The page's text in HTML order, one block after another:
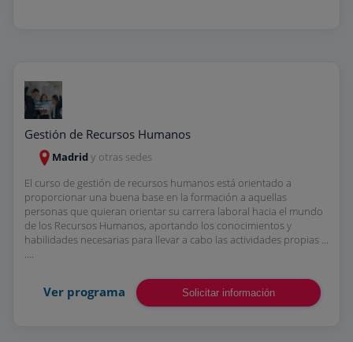
Gestión de Recursos Humanos
Madridy otras sedes
El curso de gestión de recursos humanos está orientado a
proporcionar una buena base en la formación a aquellas
personas que quieran orientar su carrera laboral hacia el mundo
de los Recursos Humanos, aportando los conocimientos y
habilidades necesarias para llevar a cabo las actividades propias ...
Ver programa Solicitar información